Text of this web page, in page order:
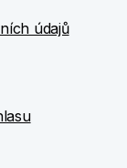
údajů